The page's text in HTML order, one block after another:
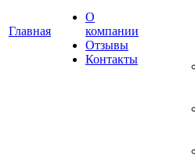
Главная
О
компании
Отзывы
Контакты